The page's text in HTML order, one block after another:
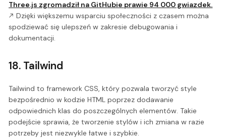
Three.js zgromadził na GitHubie prawie 94 000 gwiazdek.
Dzięki większemu wsparciu społeczności z czasem można
spodziewać się ulepszeń w zakresie debugowania i
dokumentacji.
18. Tailwind
Tailwind to framework CSS, który pozwala tworzyć style
bezpośrednio w kodzie HTML poprzez dodawanie
odpowiednich klas do poszczególnych elementów. Takie
podejście sprawia, że tworzenie stylów i ich zmiana w razie
potrzeby jest niezwykle łatwe i szybkie.